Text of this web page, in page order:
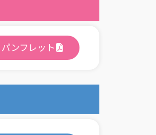
パンフレット